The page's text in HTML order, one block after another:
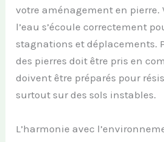
votre aménagement en pierre.
l’eau s’écoule correctement
stagnations et déplacements.
des pierres doit être pris en
doivent être préparés pour
surtout sur des sols instables.
L’harmonie avec